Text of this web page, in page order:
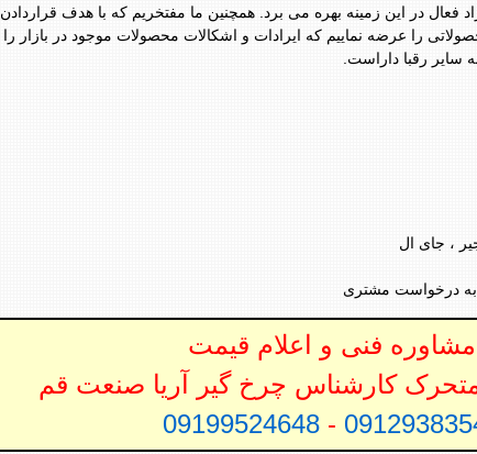
فعال در این زمینه بهره می برد. همچنین ما مفتخریم که با هدف قراردادن
را عرضه نماییم که ایرادات و اشکالات محصولات موجود در بازار را
سایر رقبا داراست.
، جای ال
به درخواست مشتری
مشاوره فنی و اعلام قیمت
کارشناس چرخ گیر آریا صنعت قم
-
09199524648